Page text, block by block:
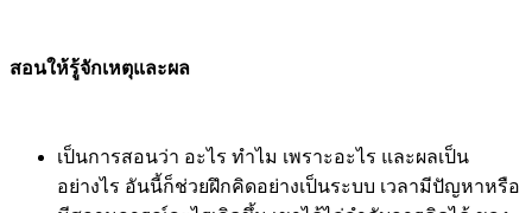
เมื่อต้องการสิ่งใด ให้ร้องขอ หรือสื่อสารบางอย่างออกมา
เสียงช้าๆ ชัดๆ , เมื่อลูกเกิดอุบัติเหตุ ร้องไห้ เช่น หัวชนโต๊ะ
สอนว่า ลูกหัวโป๊กตรงนี้หรือ ตรงนี้มั้ย หรือตรงนี้ ลองแตะ